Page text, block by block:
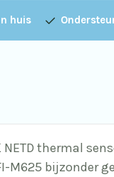
huis
thermal
bijzonder